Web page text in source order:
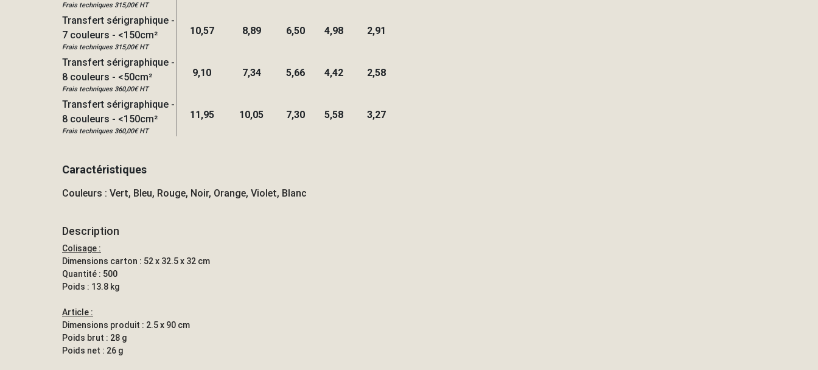
Frais techniques 315,00€ HT
Transfert sérigraphique -
7 couleurs - <150cm²
Frais techniques 315,00€ HT
10,57 8,89 6,50 4,98 2,91
Transfert sérigraphique -
8 couleurs - <50cm²
Frais techniques 360,00€ HT
9,10 7,34 5,66 4,42 2,58
Transfert sérigraphique -
8 couleurs - <150cm²
Frais techniques 360,00€ HT
11,95 10,05 7,30 5,58 3,27
Caractéristiques
Couleurs : Vert, Bleu, Rouge, Noir, Orange, Violet, Blanc
Description
Colisage :
Dimensions carton : 52 x 32.5 x 32 cm
Quantité : 500
Poids : 13.8 kg
Article :
Dimensions produit : 2.5 x 90 cm
Poids brut : 28 g
Poids net : 26 g